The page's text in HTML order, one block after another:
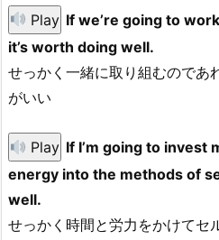
Play If we’re going to
it’s worth doing well.
せっかく一緒に取り組むのであ
がいい
Play If I’m going to invest
energy into the methods of
well.
せっかく時間と労力をかけてセ